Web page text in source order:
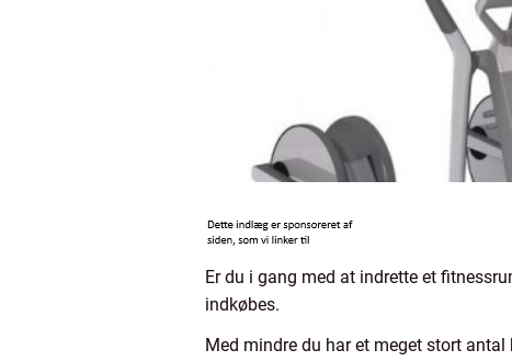
Er du i gang med at indrette et
indkøbes.
Med mindre du har et meget stort